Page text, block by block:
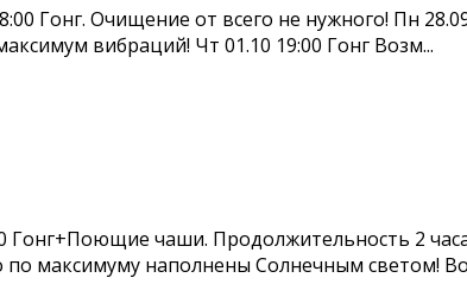
Гонг. Очищение от всего не нужного! Пн
вибраций! Чт 01.10 19:00 Гонг Возм...
Гонг+Поющие чаши. Продолжительность 2
по максимуму наполнены Солнечным светом! Во